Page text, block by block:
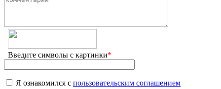
Введите символы с картинки*
Я ознакомился с пользовательским соглашением